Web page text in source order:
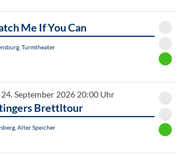
Me If You Can
Turmtheater
September 2026 20:00 Uhr
Brettltour
Alter Speicher